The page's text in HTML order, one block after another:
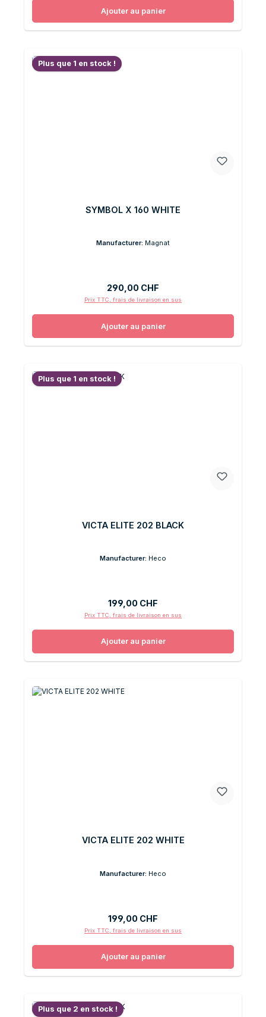
Ajouter au panier
Plus que 1 en stock !
SYMBOL X 160 WHITE
Manufacturer: Magnat
Prix régulier :
290,00 CHF
Prix TTC, frais de livraison en sus
Ajouter au panier
Plus que 1 en stock !
VICTA ELITE 202 BLACK
Manufacturer: Heco
Prix régulier :
199,00 CHF
Prix TTC, frais de livraison en sus
Ajouter au panier
VICTA ELITE 202 WHITE
Manufacturer: Heco
Prix régulier :
199,00 CHF
Prix TTC, frais de livraison en sus
Ajouter au panier
Plus que 2 en stock !